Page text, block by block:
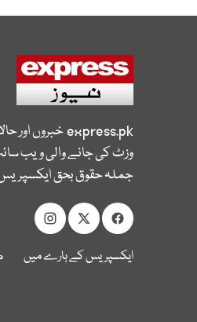
express.pkخبروں اور
وزٹ کی جانے والی ویب
جملہ حقوق بحق
ایکسپریس کے بارے میں